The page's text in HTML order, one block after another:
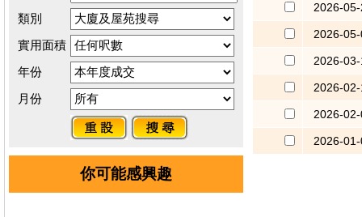
類別
實用面積
年份
月份
你可能感興趣
2026-
2026-
2026-
2026-
2026-
2026-